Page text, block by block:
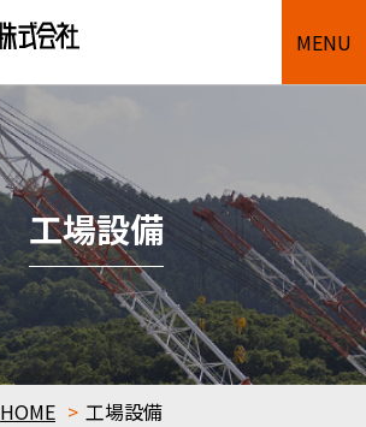
MENU
工場設備
HOME 工場設備